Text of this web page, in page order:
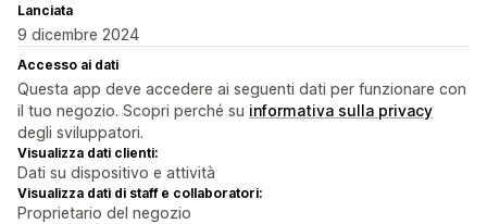
Lanciata
9 dicembre 2024
Accesso ai dati
Questa app deve accedere ai seguenti dati per funzionare con
il tuo negozio. Scopri perché su informativa sulla privacy
degli sviluppatori.
Visualizza dati clienti:
Dati su dispositivo e attività
Visualizza dati di staff e collaboratori:
Proprietario del negozio